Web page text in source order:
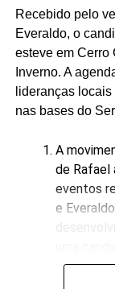
transformar a
frente da
representação
Recebido pelo
Everaldo, o
esteve em Cerro
Inverno. A
lideranças
nas bases do
A
de Rafael
eventos
e